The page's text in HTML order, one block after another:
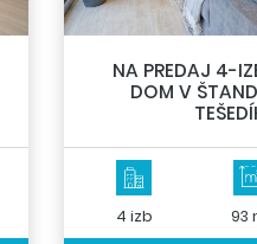
NA PREDAJ 4-
DOM V
4 izb 93